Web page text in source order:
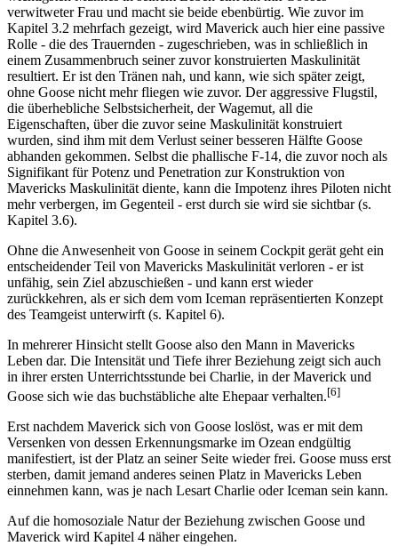
verwitweter Frau und macht sie beide ebenbürtig. Wie zuvor im
Kapitel 3.2 mehrfach gezeigt, wird Maverick auch hier eine passive
Rolle - die des Trauernden - zugeschrieben, was in schließlich in
einem Zusammenbruch seiner zuvor konstruierten Maskulinität
resultiert. Er ist den Tränen nah, und kann, wie sich später zeigt,
ohne Goose nicht mehr fliegen wie zuvor. Der aggressive Flugstil,
die überhebliche Selbstsicherheit, der Wagemut, all die
Eigenschaften, über die zuvor seine Maskulinität konstruiert
wurden, sind ihm mit dem Verlust seiner besseren Hälfte Goose
abhanden gekommen. Selbst die phallische F-14, die zuvor noch als
Signifikant für Potenz und Penetration zur Konstruktion von
Mavericks Maskulinität diente, kann die Impotenz ihres Piloten nicht
mehr verbergen, im Gegenteil - erst durch sie wird sie sichtbar (s.
Kapitel 3.6).
Ohne die Anwesenheit von Goose in seinem Cockpit gerät geht ein
entscheidender Teil von Mavericks Maskulinität verloren - er ist
unfähig, sein Ziel abzuschießen - und kann erst wieder
zurückkehren, als er sich dem vom Iceman repräsentierten Konzept
des Teamgeist unterwirft (s. Kapitel 6).
In mehrerer Hinsicht stellt Goose also den Mann in Mavericks
Leben dar. Die Intensität und Tiefe ihrer Beziehung zeigt sich auch
in ihrer ersten Unterrichtsstunde bei Charlie, in der Maverick und
Goose sich wie das buchstäbliche alte Ehepaar verhalten.[6]
Erst nachdem Maverick sich von Goose loslöst, was er mit dem
Versenken von dessen Erkennungsmarke im Ozean endgültig
manifestiert, ist der Platz an seiner Seite wieder frei. Goose muss erst
sterben, damit jemand anderes seinen Platz in Mavericks Leben
einnehmen kann, was je nach Lesart Charlie oder Iceman sein kann.
Auf die homosoziale Natur der Beziehung zwischen Goose und
Maverick wird Kapitel 4 näher eingehen.